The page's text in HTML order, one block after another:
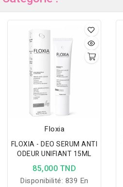
Floxia
FLOXIA - DEO SERUM ANTI
ODEUR UNIFIANT 15ML
85,000 TND
Disponibilité: 839 En